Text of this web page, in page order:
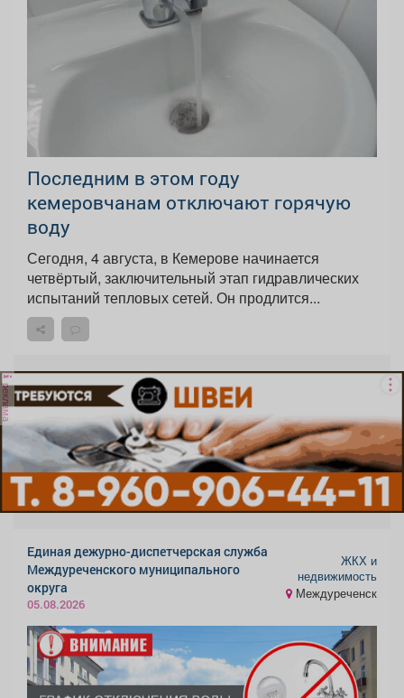
Последним в этом году
кемеровчанам отключают горячую
воду
Сегодня, 4 августа, в Кемерове начинается
четвёртый, заключительный этап гидравлических
испытаний тепловых сетей. Он продлится...
реклама
Единая дежурно-диспетчерская служба
Междуреченского муниципального
округа
05.08.2026
ЖКХ и
недвижимость
Междуреченск